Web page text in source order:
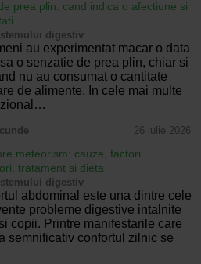
prea plin: cand indica o afectiune si
digestiv
au experimentat macar o data
o senzatie de prea plin, chiar si
nu au consumat o cantitate
de alimente. In cele mai multe
26 iulie 2026
meteorism: cauze, factori
tratament si dieta
digestiv
abdominal este una dintre cele
probleme digestive intalnite
copii. Printre manifestarile care
semnificativ confortul zilnic se